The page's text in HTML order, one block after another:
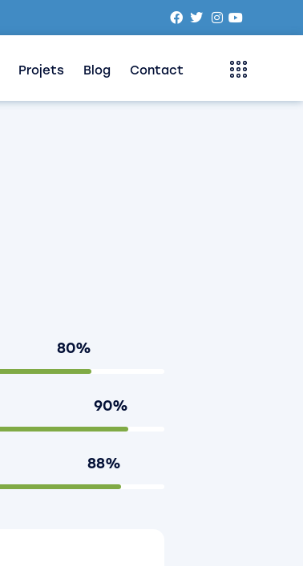
Projets Blog Contact
80%
90%
88%